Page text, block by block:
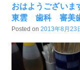
おはようござい
東雲 歯科 審美
Posted on 2013年8月23